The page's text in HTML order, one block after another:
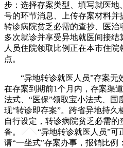
步：选择存案类型、填写就医
号的环节消息、上传存案材料并
转诊病院贫乏必需的查抄、医
多次就诊并享受异地就医间接
人员住院领取比例正在本市住
点。
“异地转诊就医人员”存案无
在存案到期前1个月内，存案渠
法式、“医保”领取宝小法式、国
现“转诊即存案”。跨省异地持久
自行设定，转诊病院贫乏必需
备。
“异地转诊就医人员”可
请“一坐式”存案办事，报销比例